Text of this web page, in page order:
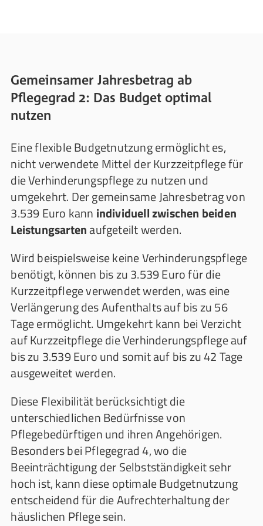
Gemeinsamer Jahresbetrag ab
Pflegegrad 2: Das Budget optimal
nutzen
Eine flexible Budgetnutzung ermöglicht es,
nicht verwendete Mittel der Kurzzeitpflege für
die Verhinderungspflege zu nutzen und
umgekehrt. Der gemeinsame Jahresbetrag von
3.539 Euro kann individuell zwischen beiden
Leistungsartenaufgeteilt werden.
Wird beispielsweise keine Verhinderungspflege
benötigt, können bis zu 3.539 Euro für die
Kurzzeitpflege verwendet werden, was eine
Verlängerung des Aufenthalts auf bis zu 56
Tage ermöglicht. Umgekehrt kann bei Verzicht
auf Kurzzeitpflege die Verhinderungspflege auf
bis zu 3.539 Euro und somit auf bis zu 42 Tage
ausgeweitet werden.
Diese Flexibilität berücksichtigt die
unterschiedlichen Bedürfnisse von
Pflegebedürftigen und ihren Angehörigen.
Besonders bei Pflegegrad 4, wo die
Beeinträchtigung der Selbstständigkeit sehr
hoch ist, kann diese optimale Budgetnutzung
entscheidend für die Aufrechterhaltung der
häuslichen Pflege sein.